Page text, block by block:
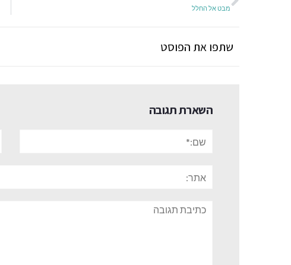
מבט אל החלל
שתפו את הפוסט
השארת תגובה
תגובה